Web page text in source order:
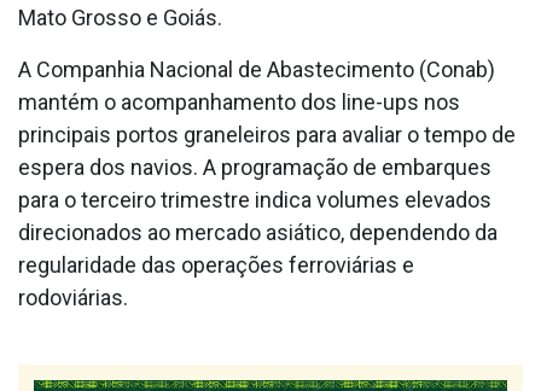
Mato Grosso e Goiás.
A Companhia Nacional de Abastecimento (Conab)
mantém o acompanhamento dos line-ups nos
principais portos graneleiros para avaliar o tempo de
espera dos navios. A programação de embarques
para o terceiro trimestre indica volumes elevados
direcionados ao mercado asiático, dependendo da
regularidade das operações ferroviárias e
rodoviárias.